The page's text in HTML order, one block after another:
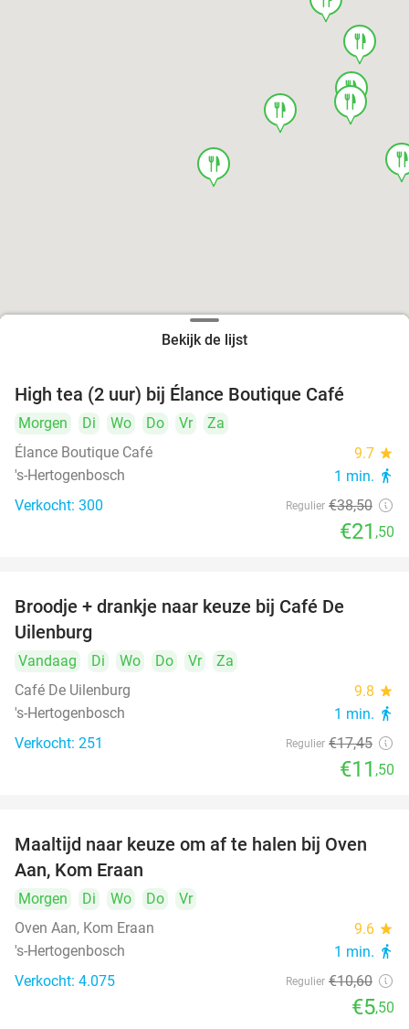
food
food
food
food
food
Bekijk de lijst
High tea (2 uur) bij Élance Boutique Café
Morgen Di Wo Do Vr
Za
Élance Boutique Café
9.7 star
's-Hertogenbosch 1 min. directions_walk
Verkocht: 300 Regulier €38,50
€21 ,50
Broodje + drankje naar keuze bij Café De
Uilenburg
Vandaag Di Wo Do Vr
Za
Café De Uilenburg
9.8 star
's-Hertogenbosch 1 min. directions_walk
Verkocht: 251 Regulier €17,45
€11 ,50
48%
Maaltijd naar keuze om af te halen bij Oven
Aan, Kom Eraan
Morgen Di Wo Do
Vr
Oven Aan, Kom Eraan
9.6 star
's-Hertogenbosch 1 min. directions_walk
Verkocht: 4.075 Regulier €10,60
€5,50